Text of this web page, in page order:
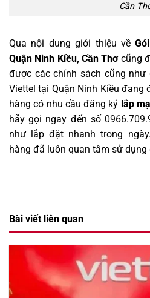
Cần
Qua nội dung giới thiệu về
Quận Ninh Kiều, Cần Thơcũng
được các chính sách cũng như
Viettel tại Quận Ninh Kiều đang
hàng có nhu cầu đăng ký lắp
hãy gọi ngay đến số
như lắp đặt nhanh trong
hàng đã luôn quan tâm sử dụng
Bài viết liên quan